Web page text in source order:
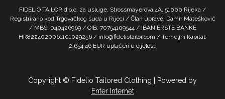
FIDELIO TAILOR d.o.o. za usluge, Strossmayerova 4A, 51000 Rijeka /
Registrirano kod Trgovačkog suda u Rijeci / Član uprave: Damir Matešković
/ MBS: 040426969 / OIB: 70754109544 / IBAN ERSTE BANKE
HR8224020061101029256 / info@fideliotailor.com / Temeljni kapital:
2.654,46 EUR uplaćen u cijelosti
Copyright © Fidelio Tailored Clothing | Powered by
Enter Internet